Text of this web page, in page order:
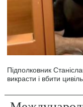
Підполковник
викрасти і вбити